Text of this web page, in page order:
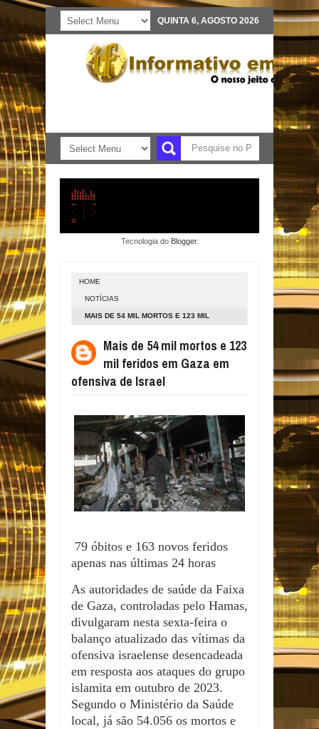
QUINTA 6, AGOSTO 2026
Tecnologia do Blogger.
HOME
NOTÍCIAS
MAIS DE 54 MIL MORTOS E 123 MIL
ISRAELMais de 54 mil mortos e 123
mil feridos em Gaza em
ofensiva de Israel
79 óbitos e 163 novos feridos
apenas nas últimas 24 horas
As autoridades de saúde da Faixa
de Gaza, controladas pelo Hamas,
divulgaram nesta sexta-feira o
balanço atualizado das vítimas da
ofensiva israelense desencadeada
em resposta aos ataques do grupo
islamita em outubro de 2023.
Segundo o Ministério da Saúde
local, já são 54.056 os mortos e